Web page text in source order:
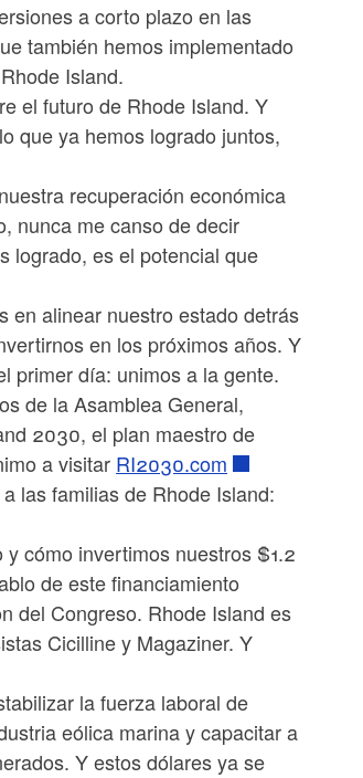
a corto plazo en las
también hemos implementado
Island.
el futuro de Rhode Island. Y
que ya hemos logrado juntos,
recuperación económica
nunca me canso de decir
logrado, es el potencial que
en alinear nuestro estado detrás
en los próximos años. Y
primer día: unimos a la gente.
de la Asamblea General,
2030, el plan maestro de
a visitar RI2030.com
las familias de Rhode Island:
cómo invertimos nuestros $1.2
de este financiamiento
del Congreso. Rhode Island es
Cicilline y Magaziner. Y
la fuerza laboral de
eólica marina y capacitar a
Y estos dólares ya se